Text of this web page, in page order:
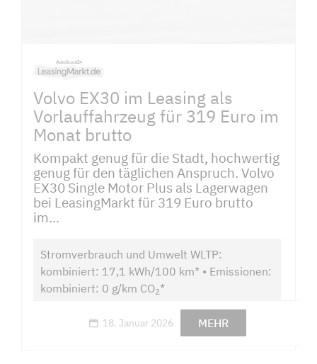
Volvo EX30 im Leasing als
Vorlauffahrzeug für 319 Euro im
Monat brutto
Kompakt genug für die Stadt, hochwertig
genug für den täglichen Anspruch. Volvo
EX30 Single Motor Plus als Lagerwagen
bei LeasingMarkt für 319 Euro brutto
im...
Stromverbrauch und Umwelt WLTP:
kombiniert: 17,1 kWh/100 km* • Emissionen:
kombiniert: 0 g/km CO2*
18. Januar 2026 MEHR